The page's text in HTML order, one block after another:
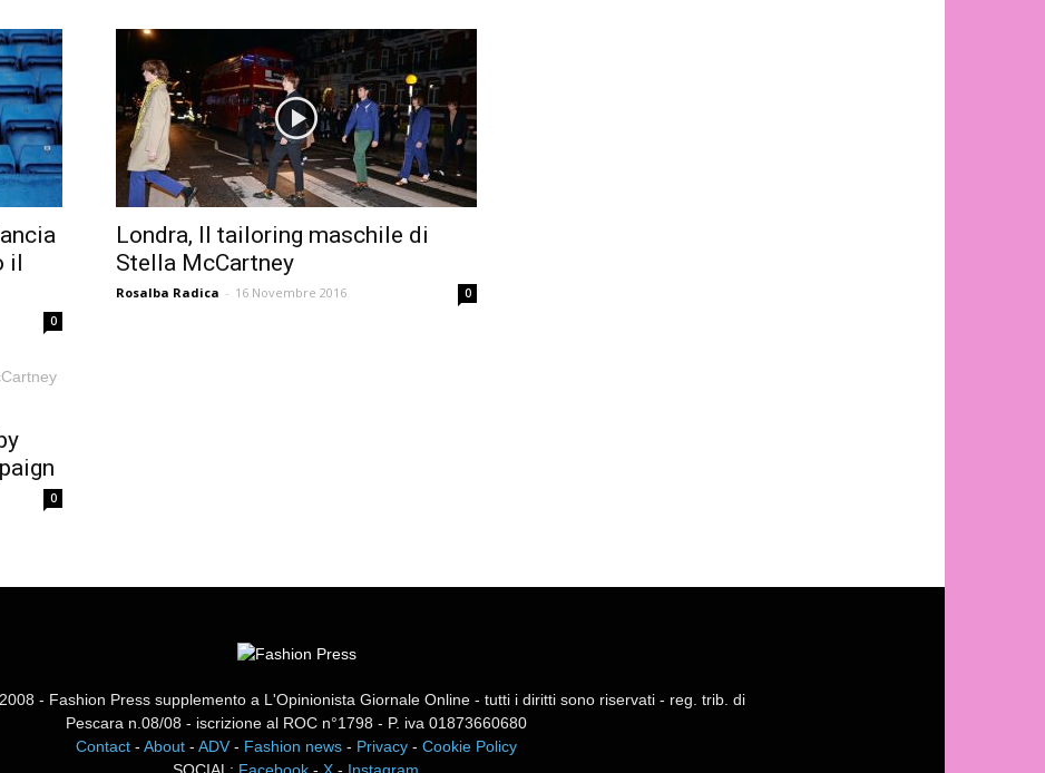
il
0
Londra, Il tailoring maschile di
Stella McCartney
Rosalba Radica - 16 Novembre 2016 0
0
- Fashion Press supplemento a L'Opinionista Giornale Online - tutti i diritti sono riservati - reg. trib. di
Pescara n.08/08 - iscrizione al ROC n°1798 - P. iva 01873660680
Contact- About- ADV- Fashion news- Privacy- Cookie Policy